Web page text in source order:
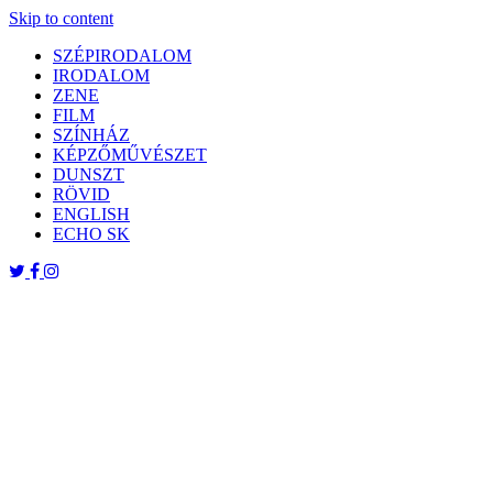
Skip to content
SZÉPIRODALOM
IRODALOM
ZENE
FILM
SZÍNHÁZ
KÉPZŐMŰVÉSZET
DUNSZT
RÖVID
ENGLISH
ECHO SK